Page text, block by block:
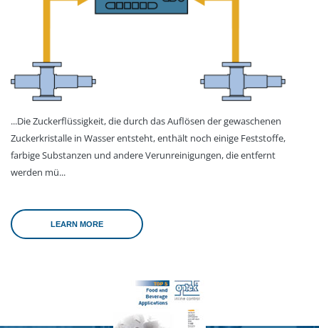
...Die Zuckerflüssigkeit, die durch das Auflösen der gewaschenen
Zuckerkristalle in Wasser entsteht, enthält noch einige Feststoffe,
farbige Substanzen und andere Verunreinigungen, die entfernt
werden mü...
LEARN MORE